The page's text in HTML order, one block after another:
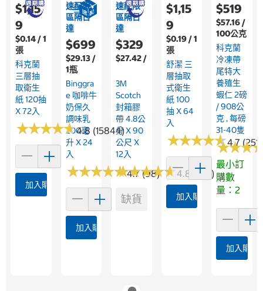
$1,15
9
$0.14 / 1
張
科克蘭
三層抽
取衛生
紙 120抽
X 72入
★★★★★
★★★★★4.8 (15844)
加入購物車
速配限
區隔日
達
$699
$29.13 /
1瓶
Binggra
E 咖啡牛
奶保久
調味乳
200毫
升 X 24
入
★★★★★
★★★★★4.7 (98)
加入購物車
速配限
區隔日
達
$329
$27.42 /
3M
Scotch
封箱膠
帶 4.8公
分 X 90
公尺 X
12入
★★★★★
★★★★★4.8 (108)
缺貨
$1,15
9
$0.19 / 1
張
舒潔 三
層抽取
式衛生
紙 100
抽 X 64
入
★★★★★
★★★★★4.7
加入購物車
$519
$57.16 /
100公克
科克蘭
冷凍帶
尾特大
養殖生
蝦仁 2磅
/ 908公
克 , 每磅
31-40隻
★★★
★★★
最小訂
購數
量：2
加入購物